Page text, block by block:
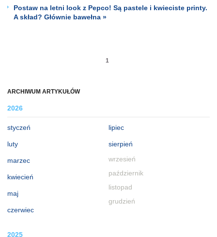
ARCHIWUM ARTYKUŁÓW
2026
styczeń
luty
marzec
kwiecień
maj
czerwiec
lipiec
sierpień
wrzesień
październik
listopad
grudzień
2025
Postaw na letni look z Pepco! Są pastele i kwieciste printy.
A skład? Głównie bawełna »
1